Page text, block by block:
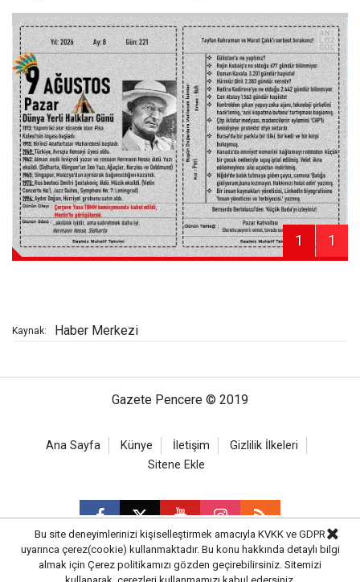
1 1
Kaynak: Haber Merkezi
Gazete Pencere © 2019
Ana Sayfa Künye İletişim
Gizlilik İlkeleri
Sitene Ekle
CM Bilişim
Bu site deneyimlerinizi kişiselleştirmek amacıyla KVKK ve GDPR
uyarınca çerez(cookie) kullanmaktadır. Bu konu hakkında detaylı bilgi
almak için Çerez politikamızı gözden geçirebilirsiniz. Sitemizi